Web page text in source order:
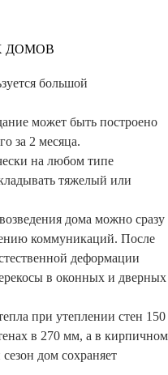
ДОМОВ
большой
может быть построено
за 2 месяца.
на любом типе
тяжелый или
дома можно сразу
коммуникаций. После
деформации
в оконных и дверных
при утеплении стен 150
в 270 мм, а в кирпичном
дом сохраняет